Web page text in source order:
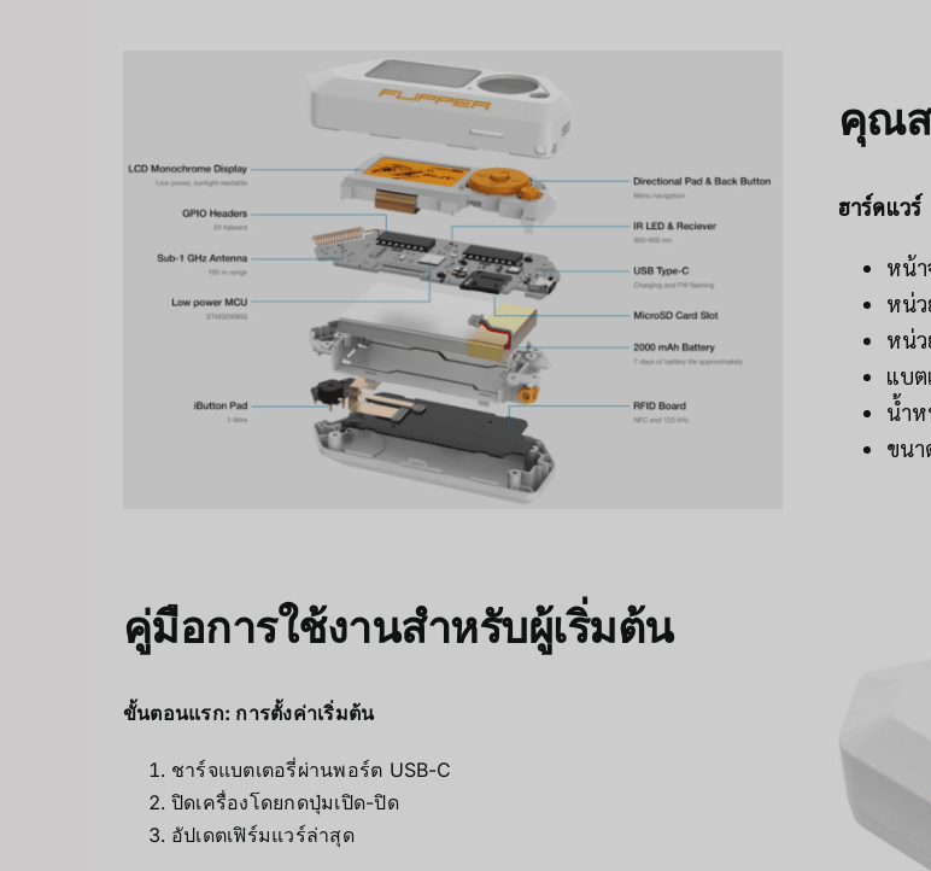
คุณ
ฮาร์ดแวร์
หน้า
หน่ว
หน่ว
แบต
น้ำห
ขนา
คู่มือการใช้งานสำหรับผู้เริ่มต้น
ขั้นตอนแรก: การตั้งค่าเริ่มต้น
ชาร์จแบตเตอรี่ผ่านพอร์ต USB-C
ปิดเครื่องโดยกดปุ่มเปิด-ปิด
อัปเดตเฟิร์มแวร์ล่าสุด